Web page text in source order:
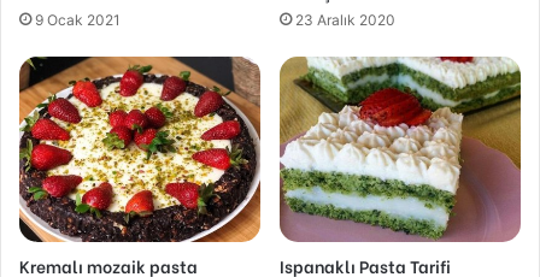
9 Ocak 2021 23 Aralık 2020
Kremalı mozaik pasta Ispanaklı Pasta Tarifi